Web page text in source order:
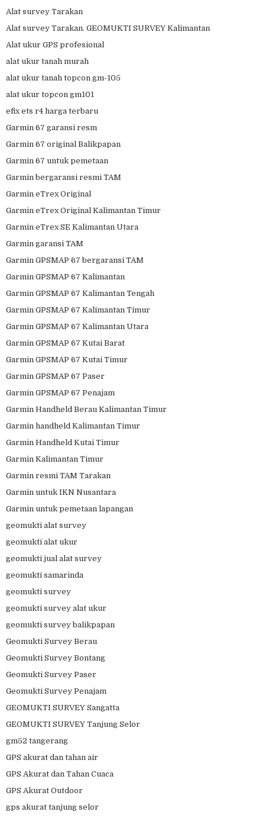
Alat survey Tarakan
Alat survey Tarakan. GEOMUKTI SURVEY Kalimantan
Alat ukur GPS profesional
alat ukur tanah murah
alat ukur tanah topcon gm-105
alat ukur topcon gm101
efix ets r4 harga terbaru
Garmin 67 garansi resm
Garmin 67 original Balikpapan
Garmin 67 untuk pemetaan
Garmin bergaransi resmi TAM
Garmin eTrex Original
Garmin eTrex Original Kalimantan Timur
Garmin eTrex SE Kalimantan Utara
Garmin garansi TAM
Garmin GPSMAP 67 bergaransi TAM
Garmin GPSMAP 67 Kalimantan
Garmin GPSMAP 67 Kalimantan Tengah
Garmin GPSMAP 67 Kalimantan Timur
Garmin GPSMAP 67 Kalimantan Utara
Garmin GPSMAP 67 Kutai Barat
Garmin GPSMAP 67 Kutai Timur
Garmin GPSMAP 67 Paser
Garmin GPSMAP 67 Penajam
Garmin Handheld Berau Kalimantan Timur
Garmin handheld Kalimantan Timur
Garmin Handheld Kutai Timur
Garmin Kalimantan Timur
Garmin resmi TAM Tarakan
Garmin untuk IKN Nusantara
Garmin untuk pemetaan lapangan
geomukti alat survey
geomukti alat ukur
geomukti jual alat survey
geomukti samarinda
geomukti survey
geomukti survey alat ukur
geomukti survey balikpapan
Geomukti Survey Berau
Geomukti Survey Bontang
Geomukti Survey Paser
Geomukti Survey Penajam
GEOMUKTI SURVEY Sangatta
GEOMUKTI SURVEY Tanjung Selor
gm52 tangerang
GPS akurat dan tahan air
GPS Akurat dan Tahan Cuaca
GPS Akurat Outdoor
gps akurat tanjung selor